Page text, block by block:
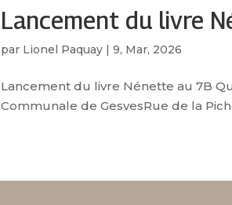
Lancement du livre
par Lionel Paquay |9, Mar, 2026
Lancement du livre Nénette au 7B
Communale de GesvesRue de la